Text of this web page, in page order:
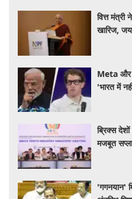
वित्त
खारिज,
Meta और
'भारत में
ब्रिक्स देशों
मजबूत
'गगनयान'